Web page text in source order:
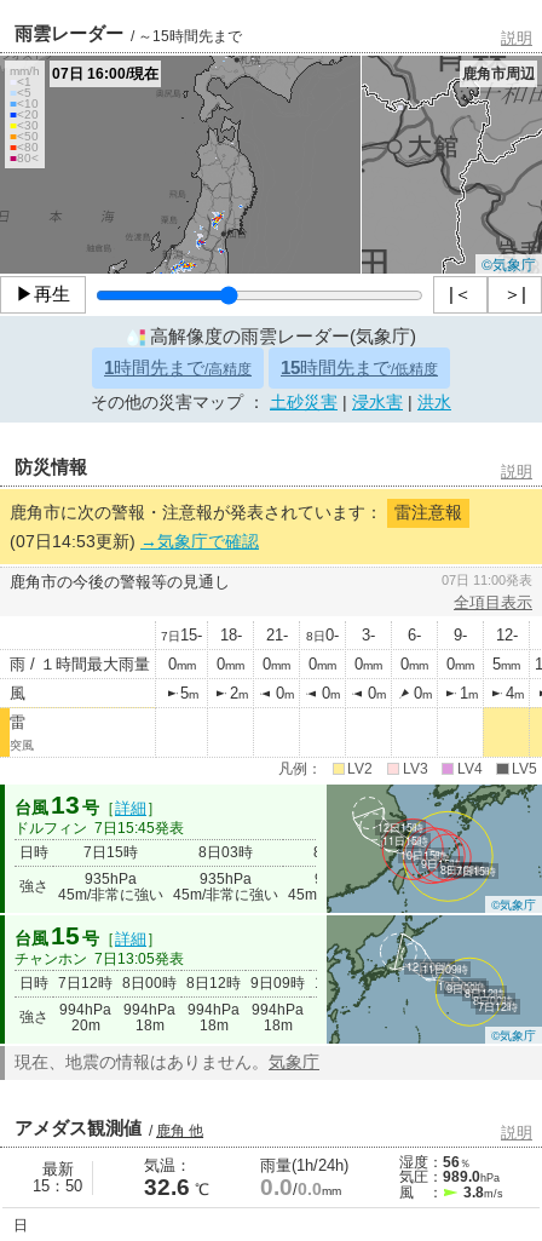
雨雲レーダー / ～15時間先まで 説明
©気象庁
mm/h
■<1
■<5
■<10
■<20
■<30
■<50
■<80
■80<
07日 16:00/現在 鹿角市周辺
▶再生 |＜ ＞|
高解像度の雨雲レーダー(気象庁)
1時間先まで/高精度 15時間先まで/低精度
その他の災害マップ ： 土砂災害 浸水害 洪水
防災情報 説明
鹿角市に次の警報・注意報が発表されています：
雷注意報
(07日14:53更新) →気象庁で確認
鹿角市の今後の警報等の見通し 07日 11:00発表
全項目表示
7日 15- 18- 21- 8日0- 3- 6- 9-
12-
雨 / １時間最大雨量
0mm 0mm 0mm 0mm 0mm 0mm 0mm 5mm
風
5m 2m 0m 0m 0m 0m 1m 4m
雷
突風
凡例： LV2 LV3 LV4 LV5
台風 13 号 ［詳細 ］
ドルフィン 7日15:45発表
日時
7日15時 8日03時 8日15時 9日15時
10日15時
強さ
935hPa
45m/非常に強い
935hPa
45m/非常に強い
935hPa
45m/非常に強い
940hPa
40m/強い
975hPa
20m
7日15時
8日03時
8日15時
9日15時
10日15時
11日15時
12日15時
©気象庁
台風 15 号 ［詳細 ］
チャンホン 7日13:05発表
日時 7日12時 8日00時 8日12時 9日09時 10日09時 11日09時 12日09時
強さ
994hPa
20m
994hPa
18m
994hPa
18m
994hPa
18m
994hPa
18m
990hPa
20m
994hPa
18m
7日12時
8日00時
8日12時
9日09時
10日09時
11日09時
12日09時
©気象庁
現在、地震の情報はありません。 気象庁
アメダス観測値 / 鹿角 他 説明
最新
15：50
気温：
32.6 ℃
雨量(1h/24h)
0.0/0.0mm
湿度： 56％
気圧： 989.0hPa
風 ： 3.8m/s
日